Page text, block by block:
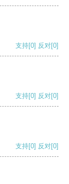
支持[0] 反对[0]
支持[0] 反对[0]
支持[0] 反对[0]